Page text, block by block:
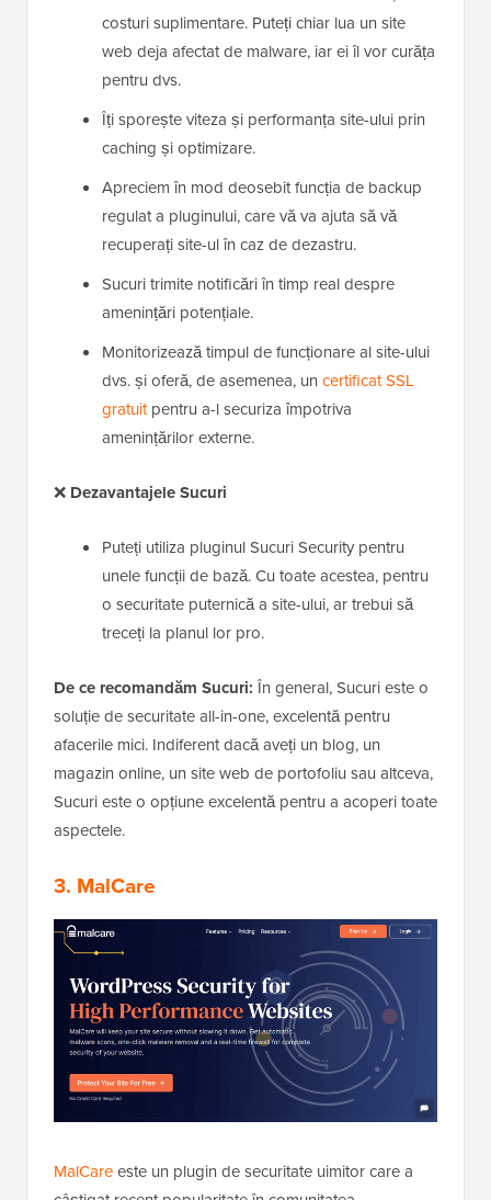
costuri suplimentare. Puteți chiar lua un site
web deja afectat de malware, iar ei îl vor curăța
pentru dvs.
Îți sporește viteza și performanța site-ului prin
caching și optimizare.
Apreciem în mod deosebit funcția de backup
regulat a pluginului, care vă va ajuta să vă
recuperați site-ul în caz de dezastru.
Sucuri trimite notificări în timp real despre
amenințări potențiale.
Monitorizează timpul de funcționare al site-ului
dvs. și oferă, de asemenea, un certificat SSL
gratuitpentru a-l securiza împotriva
amenințărilor externe.
❌ Dezavantajele Sucuri
Puteți utiliza pluginul Sucuri Security pentru
unele funcții de bază. Cu toate acestea, pentru
o securitate puternică a site-ului, ar trebui să
treceți la planul lor pro.
De ce recomandăm Sucuri: În general, Sucuri este o
soluție de securitate all-in-one, excelentă pentru
afacerile mici. Indiferent dacă aveți un blog, un
magazin online, un site web de portofoliu sau altceva,
Sucuri este o opțiune excelentă pentru a acoperi toate
aspectele.
3. MalCare
MalCareeste un plugin de securitate uimitor care a